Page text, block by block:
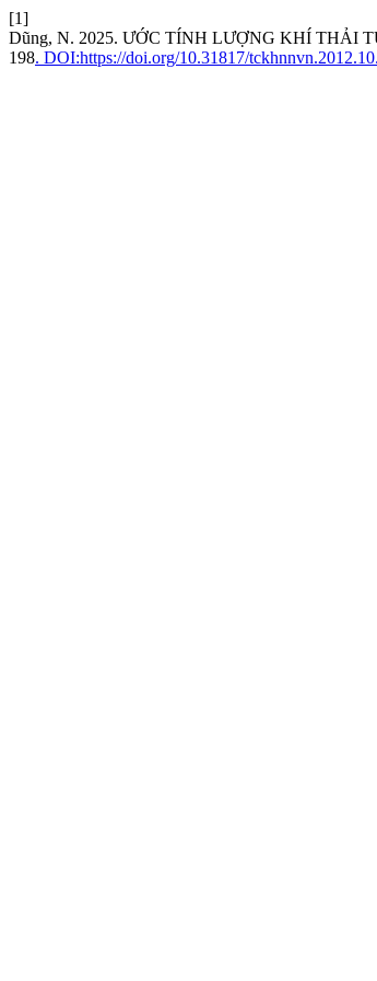
[1]
Dũng, N. 2025. ƯỚC TÍNH LƯỢNG KHÍ THẢI
198. DOI:https://doi.org/10.31817/